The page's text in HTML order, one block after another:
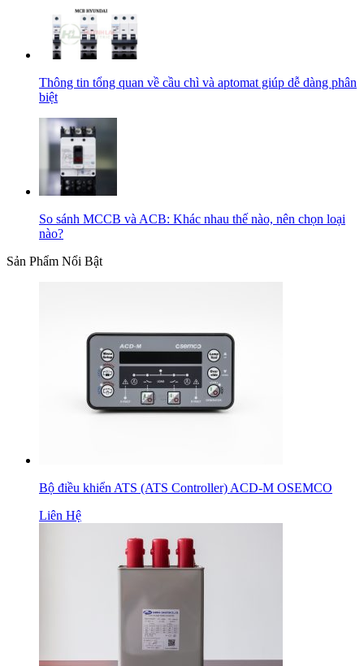
Thông tin tổng quan về cầu chì và aptomat giúp dễ dàng phân
biệt
So sánh MCCB và ACB: Khác nhau thế nào, nên chọn loại
nào?
Sản Phẩm Nổi Bật
Bộ điều khiển ATS (ATS Controller) ACD-M OSEMCO
Liên Hệ